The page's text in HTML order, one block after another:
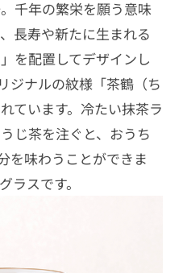
千年の繁栄を願う意味
長寿や新たに生まれる
を配置してデザインし
ジナルの紋様「茶鶴（ち
ています。冷たい抹茶ラ
じ茶を注ぐと、おうち
を味わうことができま
ラスです。